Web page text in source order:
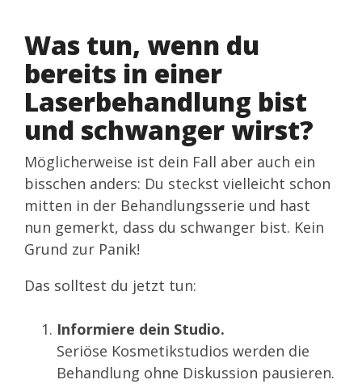
Was tun, wenn du
bereits in einer
Laserbehandlung bist
und schwanger wirst?
Möglicherweise ist dein Fall aber auch ein
bisschen anders: Du steckst vielleicht schon
mitten in der Behandlungsserie und hast
nun gemerkt, dass du schwanger bist. Kein
Grund zur Panik!
Das solltest du jetzt tun:
Informiere dein Studio.
Seriöse Kosmetikstudios werden die
Behandlung ohne Diskussion pausieren.